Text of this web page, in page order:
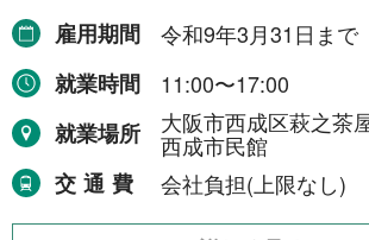
雇用期間
令和9年3月31日まで
就業時間
11:00〜17:00
就業場所
大阪市西成区萩之茶
西成市民館
交通費
会社負担(上限なし)